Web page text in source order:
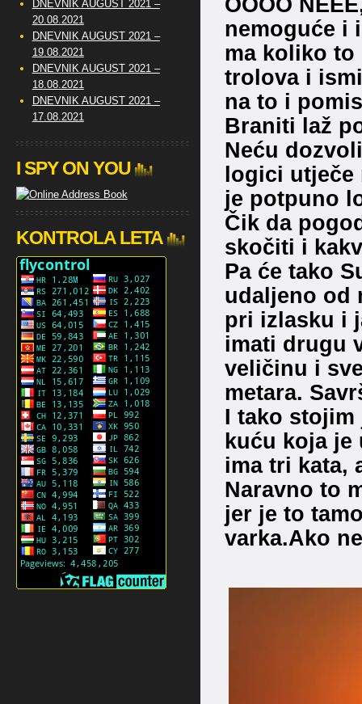
nemoguće i
ma koliko
trolova i
na to i
Braniti laž
Neću
logici utječe
je potpuno
Čik da
skočiti i
Pa će tako
udaljeno od
pri izlasku i
imati drugu
veličinu i
metara.
I tako stojim
kuću koja je
ima tri kata,
Naravno to
jer je to
varka.Ako
DNEVNIK AUGUST 2021 –
20.08.2021
DNEVNIK AUGUST 2021 –
19.08.2021
DNEVNIK AUGUST 2021 –
18.08.2021
DNEVNIK AUGUST 2021 –
17.08.2021
I SPY ON YOU
KONTROLA LETA